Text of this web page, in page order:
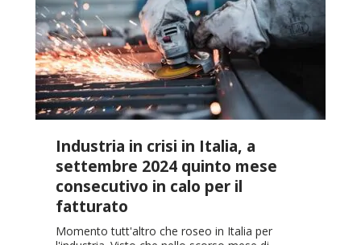
Industria in crisi in Italia, a
settembre 2024 quinto mese
consecutivo in calo per il
fatturato
Momento tutt'altro che roseo in Italia per